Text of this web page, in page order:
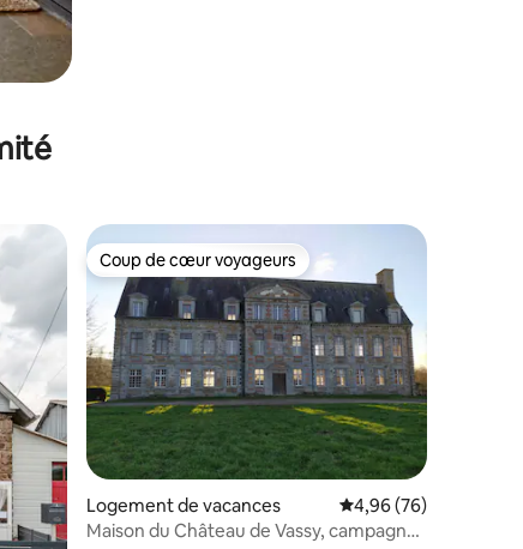
: 4,91 sur 5
appréciés Coup de cœur voyageurs
Coup de cœur voyageurs
Logement de vacances Évaluation moyenne
4,96 (76)
Maison du Château de Vassy, campagne